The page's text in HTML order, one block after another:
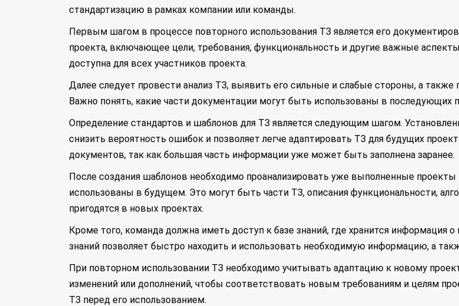
стандартизацию в рамках компании или команды.
Первым шагом в процессе повторного использования ТЗ является его
проекта, включающее цели, требования, функциональность и другие важные
доступна для всех участников проекта.
Далее следует провести анализ ТЗ, выявить его сильные и слабые стороны, а
Важно понять, какие части документации могут быть использованы в последующих
Определение стандартов и шаблонов для ТЗ является следующим шагом.
снизить вероятность ошибок и позволяет легче адаптировать ТЗ для будущих
документов, так как большая часть информации уже может быть заполнена заранее.
После создания шаблонов необходимо проанализировать уже выполненные
использованы в будущем. Это могут быть части ТЗ, описания функциональности,
пригодятся в новых проектах.
Кроме того, команда должна иметь доступ к базе знаний, где хранится информация
знаний позволяет быстро находить и использовать необходимую информацию, а
При повторном использовании ТЗ необходимо учитывать адаптацию к новому
изменений или дополнений, чтобы соответствовать новым требованиям и целям
ТЗ перед его использованием.